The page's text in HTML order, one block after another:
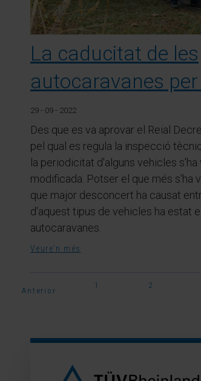
La caducitat de les
autocaravanes
29 - 09 - 2022
Des que es va aprovar el Reial
pel qual es regula la inspecció
la periodicitat d'alguns vehicles s'ha
modificada. Potser el que més s'ha
que major desconcert ha causat
d'aquest tipus de vehicles ha estat
autocaravanes.
Veure'n més
Anterior
1 2